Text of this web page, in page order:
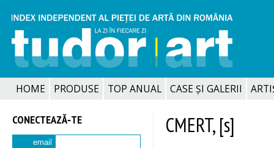
HOME PRODUSE TOP ANUAL CASE ȘI GALERII
CONECTEAZĂ‑TE
email
CMERT, [s]